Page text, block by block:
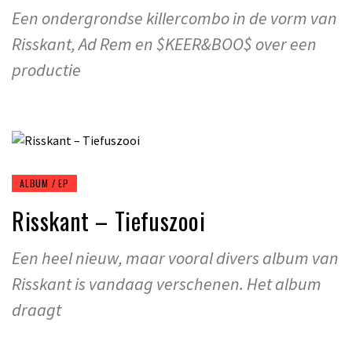
Een ondergrondse killercombo in de vorm van
Risskant, Ad Rem en $KEER&BOO$ over een
productie
ALBUM / EP
Risskant – Tiefuszooi
Een heel nieuw, maar vooral divers album van
Risskant is vandaag verschenen. Het album
draagt